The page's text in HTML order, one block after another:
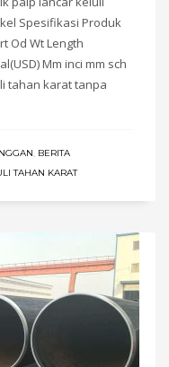
Spesifikasi Produk
Od Wt Length
Mm inci mm sch
tahan karat tanpa
, BERITA
TAHAN KARAT